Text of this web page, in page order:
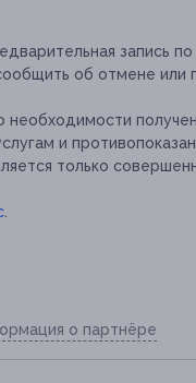
запись
об отмене или
и
только
о партнёре